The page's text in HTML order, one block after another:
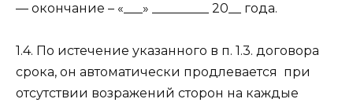
— окончание – «___» _________ 20__ года.
1.4. По истечение указанного в п. 1.3. договора
срока, он автоматически продлевается при
отсутствии возражений сторон на каждые